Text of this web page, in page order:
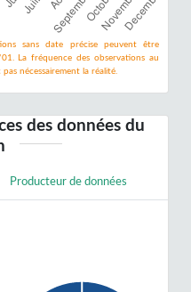
sans date précise peuvent être
La fréquence des observations au
nécessairement la réalité.
des données du
Producteur de données